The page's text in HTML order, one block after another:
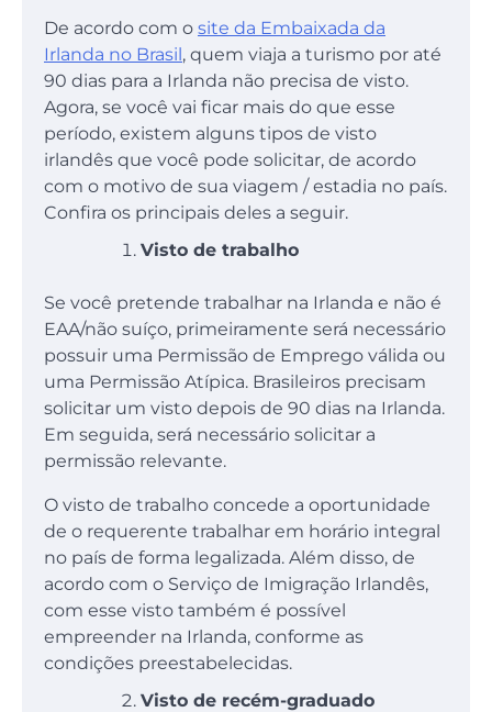
De acordo com o site da Embaixada da
Irlanda no Brasil, quem viaja a turismo por até
90 dias para a Irlanda não precisa de visto.
Agora, se você vai ficar mais do que esse
período, existem alguns tipos de visto
irlandês que você pode solicitar, de acordo
com o motivo de sua viagem / estadia no país.
Confira os principais deles a seguir.
Visto de trabalho
Se você pretende trabalhar na Irlanda e não é
EAA/não suíço, primeiramente será necessário
possuir uma Permissão de Emprego válida ou
uma Permissão Atípica. Brasileiros precisam
solicitar um visto depois de 90 dias na Irlanda.
Em seguida, será necessário solicitar a
permissão relevante.
O visto de trabalho concede a oportunidade
de o requerente trabalhar em horário integral
no país de forma legalizada. Além disso, de
acordo com o Serviço de Imigração Irlandês,
com esse visto também é possível
empreender na Irlanda, conforme as
condições preestabelecidas.
Visto de recém-graduado